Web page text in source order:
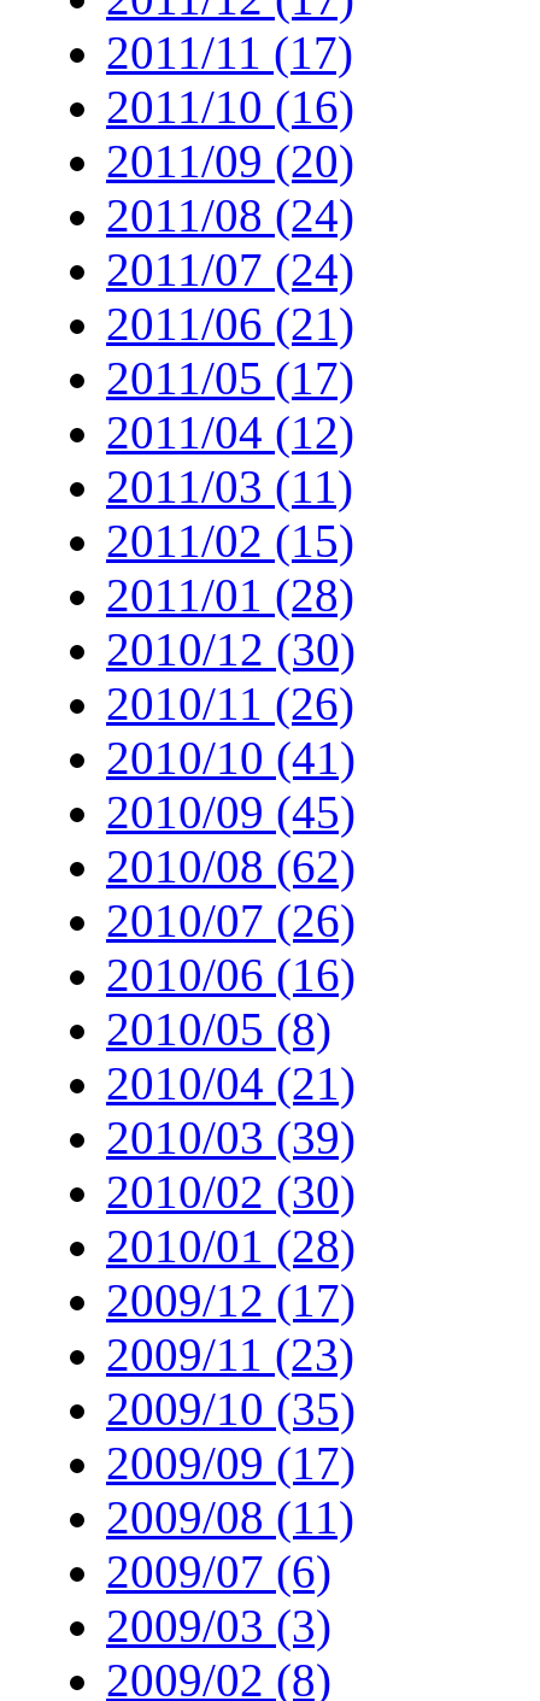
2011/11 (17)
2011/10 (16)
2011/09 (20)
2011/08 (24)
2011/07 (24)
2011/06 (21)
2011/05 (17)
2011/04 (12)
2011/03 (11)
2011/02 (15)
2011/01 (28)
2010/12 (30)
2010/11 (26)
2010/10 (41)
2010/09 (45)
2010/08 (62)
2010/07 (26)
2010/06 (16)
2010/05 (8)
2010/04 (21)
2010/03 (39)
2010/02 (30)
2010/01 (28)
2009/12 (17)
2009/11 (23)
2009/10 (35)
2009/09 (17)
2009/08 (11)
2009/07 (6)
2009/03 (3)
2009/02 (8)